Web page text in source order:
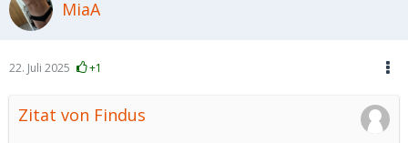
MiaA
22. Juli 2025 +1
Zitat von Findus